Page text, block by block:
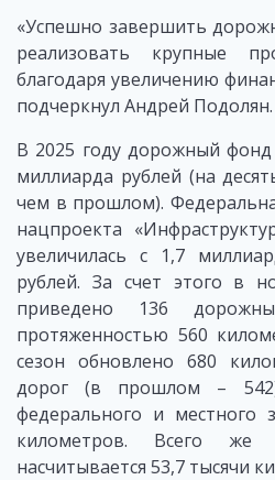
«Успешно завершить
реализовать крупные
благодаря увеличению
подчеркнул Андрей Подолян.
В 2025 году дорожный фонд
миллиарда рублей (на
чем в прошлом).
нацпроекта
увеличилась с 1,7
рублей. За счет этого в
приведено 136
протяженностью 560
сезон обновлено 680
дорог (в прошлом –
федерального и местного
километров. Всего
насчитывается 53,7 тысячи